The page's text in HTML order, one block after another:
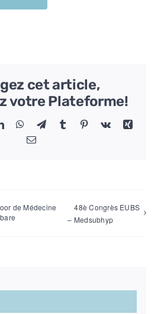
cet article,
votre Plateforme!
LinkedInWhatsApp
TelegramTumblr Pinterest
Vk
Xing
Email
de Médecine
48è Congrès EUBS
– Medsubhyp